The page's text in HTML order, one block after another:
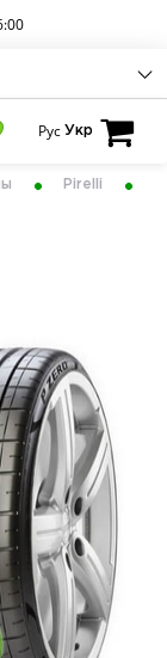
Рус Укр
Pirelli